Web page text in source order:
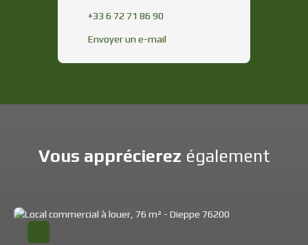
+33 6 72 71 86 90
Envoyer un e-mail
Vous apprécierez également